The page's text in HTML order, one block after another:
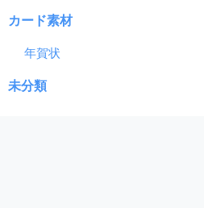
カード素材
年賀状
未分類